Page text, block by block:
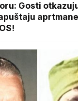
Gosti